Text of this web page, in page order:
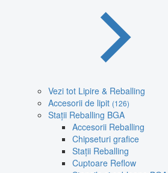
Vezi tot Lipire & Reballing
Accesorii de lipit (126)
Stații Reballing BGA
Accesorii Reballing
Chipseturi grafice
Stații Reballing
Cuptoare Reflow